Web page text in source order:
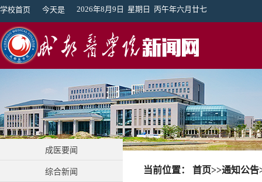
学校首页 今天是 2026年8月9日 星期日 丙午年六月廿七
成医要闻
综合新闻 当前位置： 首页>>通知公告